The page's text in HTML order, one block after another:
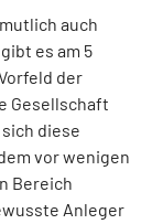
auch
es am 5
der
Gesellschaft
diese
vor wenigen
Bereich
Anleger